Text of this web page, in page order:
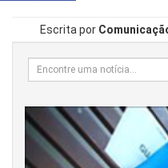
Escrita por